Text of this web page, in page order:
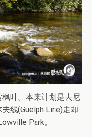
叶。本来计划是去尼
线(Guelph Line)走却
Park。